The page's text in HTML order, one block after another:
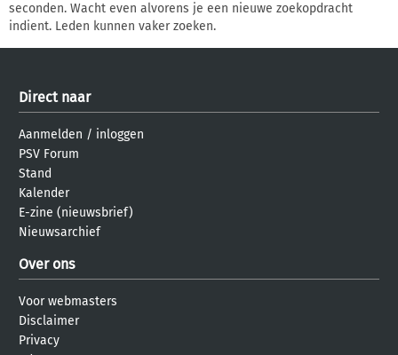
seconden. Wacht even alvorens je een nieuwe zoekopdracht
indient. Leden kunnen vaker zoeken.
Direct naar
Aanmelden / inloggen
PSV Forum
Stand
Kalender
E-zine (nieuwsbrief)
Nieuwsarchief
Over ons
Voor webmasters
Disclaimer
Privacy